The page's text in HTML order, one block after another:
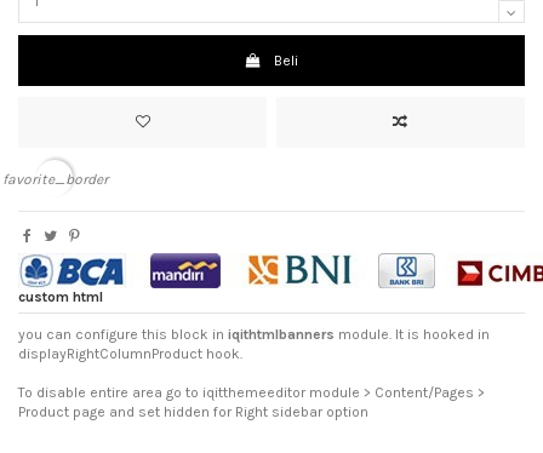
Beli
favorite_border
custom html
you can configure this block in iqithtmlbanners module. It is hooked in
displayRightColumnProduct hook.
To disable entire area go to iqitthemeeditor module > Content/Pages >
Product page and set hidden for Right sidebar option